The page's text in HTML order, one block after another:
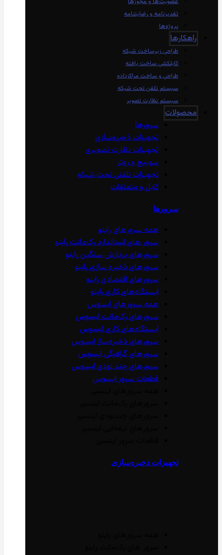
تقدیرنامه و رضایتنامه
پروژه‌ها
راهکارها
طراحی زیرساخت شبکه
کابلکشی ساخت یافته
طراحی و ساخت مراکزداده
سیستم تلفن تحت شبکه
سیستم نظارت تصویر
محصولات
سرورها
تجهیزات ذخیره‌سازی
تجهیزات نظارت تصویری
سوییچ و روتر
تجهیزات تلفنی تحت شبکه
کابل و متعلقات
سرورها
همه سرور‌های راینو
سرور ‌های استاندارد رک‌مانت راینو
سرور‌های پردازش سنگین راینو
سرور‌های ذخیره سازی راینو
سرور‌های اقتصادی راینو
ایستگاه‌های کاری راینو
همه سرور‌های ایسوس
سرور‌های رک‌مانت ایسوس
ایستگاه‌های کاری ایسوس
سرور‌های ذخیره‌ساز ایسوس
سرور‌های گرافیگی ایسوس
سرور‌های چند نودی ایسوس
قطعات سرور ایسوس
تجهیزات ذخیره‌سازی